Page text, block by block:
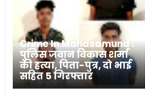
Crime In Mahasamund :
पुलिस जवान विकास शर्मा
की हत्या, पिता-पुत्र, दो भाई
सहित 5 गिरफ्तार